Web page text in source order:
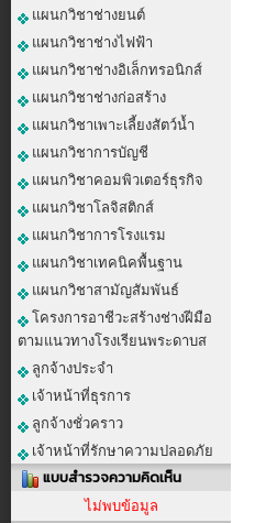
แผนกวิชาช่างยนต์
แผนกวิชาช่างไฟฟ้า
แผนกวิชาช่างอิเล็กทรอนิกส์
แผนกวิชาช่างก่อสร้าง
แผนกวิชาเพาะเลี้ยงสัตว์น้ำ
แผนกวิชาการบัญชี
แผนกวิชาคอมพิวเตอร์ธุรกิจ
แผนกวิชาโลจิสติกส์
แผนกวิชาการโรงแรม
แผนกวิชาเทคนิคพื้นฐาน
แผนกวิชาสามัญสัมพันธ์
โครงการอาชีวะสร้างช่างฝีมือ
ตามแนวทางโรงเรียนพระดาบส
ลูกจ้างประจำ
เจ้าหน้าที่ธุรการ
ลูกจ้างชั่วคราว
เจ้าหน้าที่รักษาความปลอดภัย
แบบสำรวจความคิดเห็น
ไม่พบข้อมูล